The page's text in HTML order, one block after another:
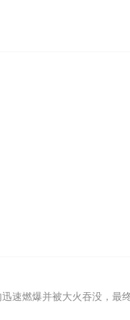
速燃爆并被大火吞没，最